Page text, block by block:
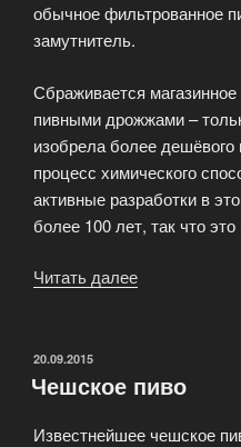
обычное фильтрованное
замутнитель.
Сбраживается
пивными дрожжами –
изобрела более
процесс химического
активные разработки в
более 100 лет, так что это
Читать далее
настоящее
ОПУБЛИКОВАНО
20.09.2015
Чешское пиво
Известнейшее чешское